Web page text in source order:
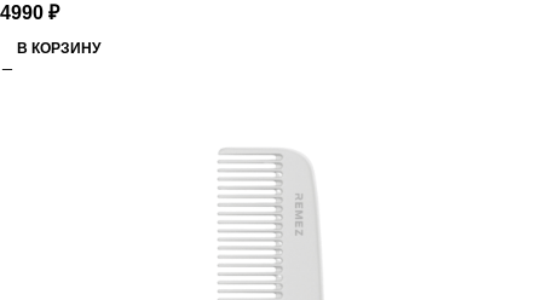
4990 ₽
В КОРЗИНУ